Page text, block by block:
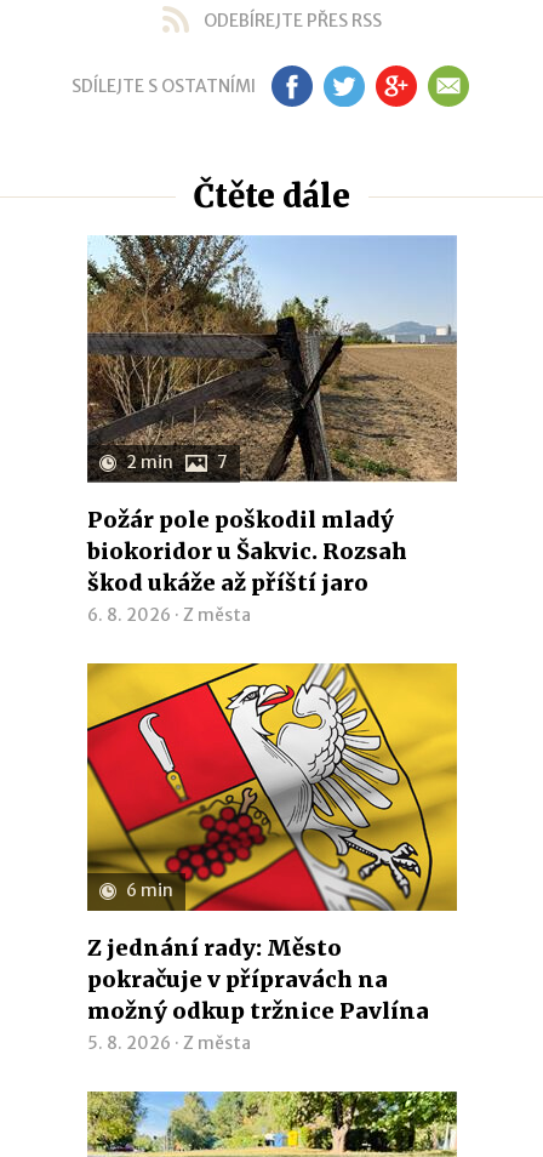
ODEBÍREJTE PŘES RSS
SDÍLEJTE S OSTATNÍMI FB TW GP EM
Čtěte dále
2 min 7
Požár pole poškodil mladý
biokoridor u Šakvic. Rozsah
škod ukáže až příští jaro
6. 8. 2026 · Z města
6 min
Z jednání rady: Město
pokračuje v přípravách na
možný odkup tržnice Pavlína
5. 8. 2026 · Z města